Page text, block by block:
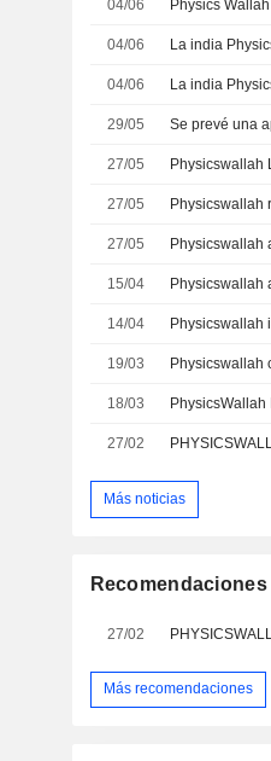
04/06
04/06
04/06
29/05
27/05
27/05
27/05
15/04
14/04
19/03 Physicswallah
18/03
27/02
Más noticias
27/02
Más recomendaciones